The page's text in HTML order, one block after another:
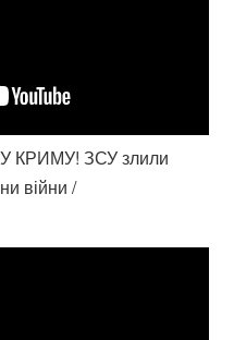
КРИМУ! ЗСУ злили
війни /